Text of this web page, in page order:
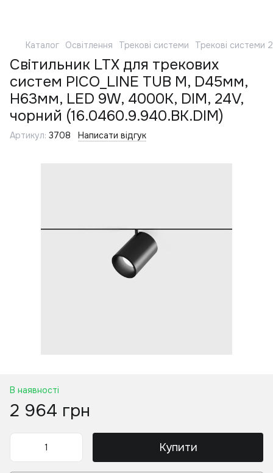
Каталог Освітлення Трекові системи Трекові системи
Світильник LTX для трекових
систем PICO_LINE TUB M, D45мм,
H63мм, LED 9W, 4000K, DIM, 24V,
чорний (16.0460.9.940.BK.DIM)
Артикул: 3708 Написати відгук
В наявності
2 964 грн
Купити